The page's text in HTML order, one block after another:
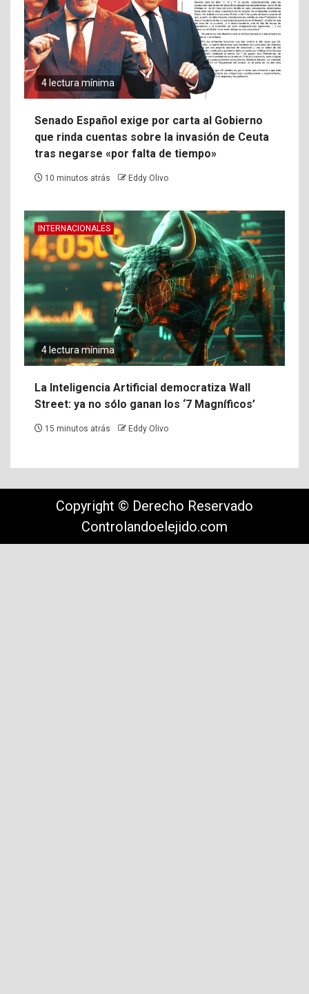
4 lectura mínima
Senado Español exige por carta al Gobierno
que rinda cuentas sobre la invasión de Ceuta
tras negarse «por falta de tiempo»
10 minutos atrás Eddy Olivo
INTERNACIONALES
4 lectura mínima
La Inteligencia Artificial democratiza Wall
Street: ya no sólo ganan los ‘7 Magníficos’
15 minutos atrás Eddy Olivo
Copyright © Derecho Reservado
Controlandoelejido.com